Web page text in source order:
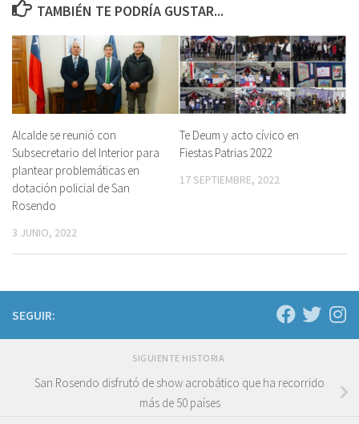
TAMBIÉN TE PODRÍA GUSTAR...
Alcalde se reunió con
Subsecretario del Interior para
plantear problemáticas en
dotación policial de San
Rosendo
3 JUNIO, 2022
Te Deum y acto cívico en
Fiestas Patrias 2022
17 SEPTIEMBRE, 2022
SEGUIR:
SIGUIENTE HISTORIA
San Rosendo disfrutó de show acrobático que ha recorrido
más de 50 países